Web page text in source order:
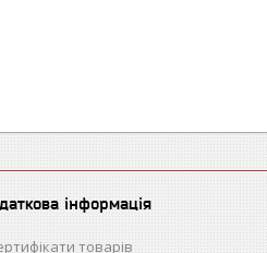
інформація
товарів